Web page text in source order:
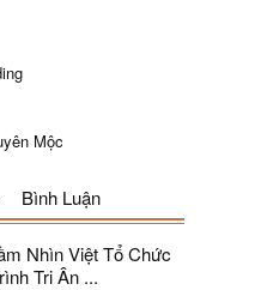
Mộc
Bình Luận
Nhìn Việt Tổ Chức
Tri Ân ...